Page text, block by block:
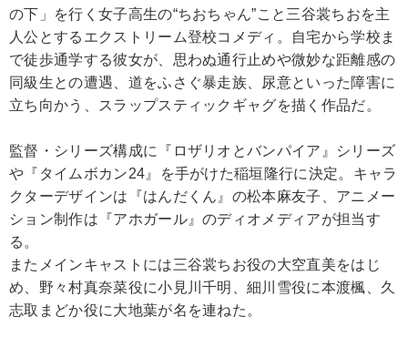
の下」を行く女子高生の“ちおちゃん”こと三谷裳ちおを主
人公とするエクストリーム登校コメディ。自宅から学校ま
で徒歩通学する彼女が、思わぬ通行止めや微妙な距離感の
同級生との遭遇、道をふさぐ暴走族、尿意といった障害に
立ち向かう、スラップスティックギャグを描く作品だ。
監督・シリーズ構成に『ロザリオとバンパイア』シリーズ
や『タイムボカン24』を手がけた稲垣隆行に決定。キャラ
クターデザインは『はんだくん』の松本麻友子、アニメー
ション制作は『アホガール』のディオメディアが担当す
る。
またメインキャストには三谷裳ちお役の大空直美をはじ
め、野々村真奈菜役に小見川千明、細川雪役に本渡楓、久
志取まどか役に大地葉が名を連ねた。